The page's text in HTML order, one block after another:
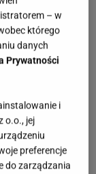
– w
którego
danych
Prywatności
i
o.o., jej
preferencje
do zarządzania